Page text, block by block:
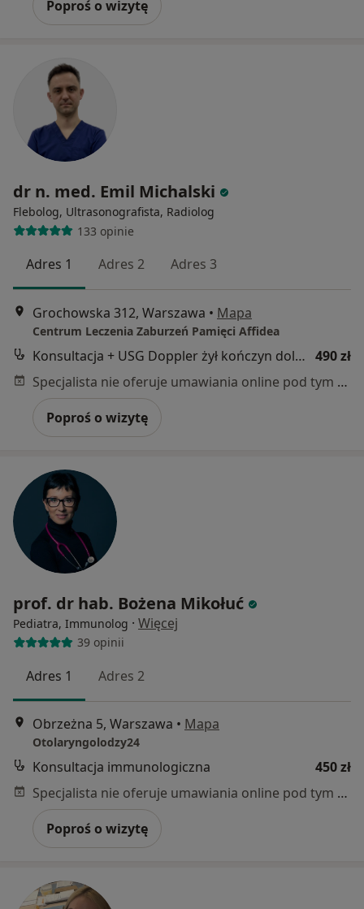
Poproś o wizytę
dr n. med. Emil Michalski
Flebolog, Ultrasonografista, Radiolog
133 opinie
Adres 1 Adres 2 Adres 3
Grochowska 312, Warszawa • Mapa
Centrum Leczenia Zaburzeń Pamięci Affidea
Konsultacja + USG Doppler żył kończyn dolnych 490 zł
Specjalista nie oferuje umawiania online pod tym adresem.
Poproś o wizytę
prof. dr hab. Bożena Mikołuć
Pediatra, Immunolog · Więcej
39 opinii
Adres 1 Adres 2
Obrzeżna 5, Warszawa • Mapa
Otolaryngolodzy24
Konsultacja immunologiczna
450 zł
Specjalista nie oferuje umawiania online pod tym adresem.
Poproś o wizytę